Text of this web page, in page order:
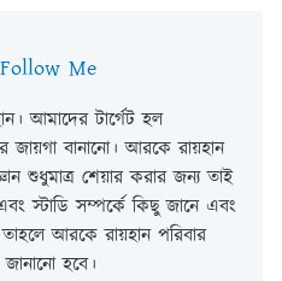
Follow Me
আমাদের টার্গেট হল
জায়গা বানানো। আরকে রায়হান
শুধুমাত্র শেয়ার করার জন্য তাই
স্টাডি সম্পর্কে কিছু জানে এবং
আরকে রায়হান পরিবার
জানানো হবে।